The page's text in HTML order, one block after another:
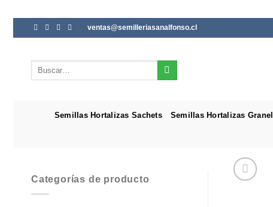
Saltar
al
ventas@semilleriasanalfonso.cl
Buscar
Semillas Hortalizas Sachets Semillas Hortalizas Granel
Categorías de producto